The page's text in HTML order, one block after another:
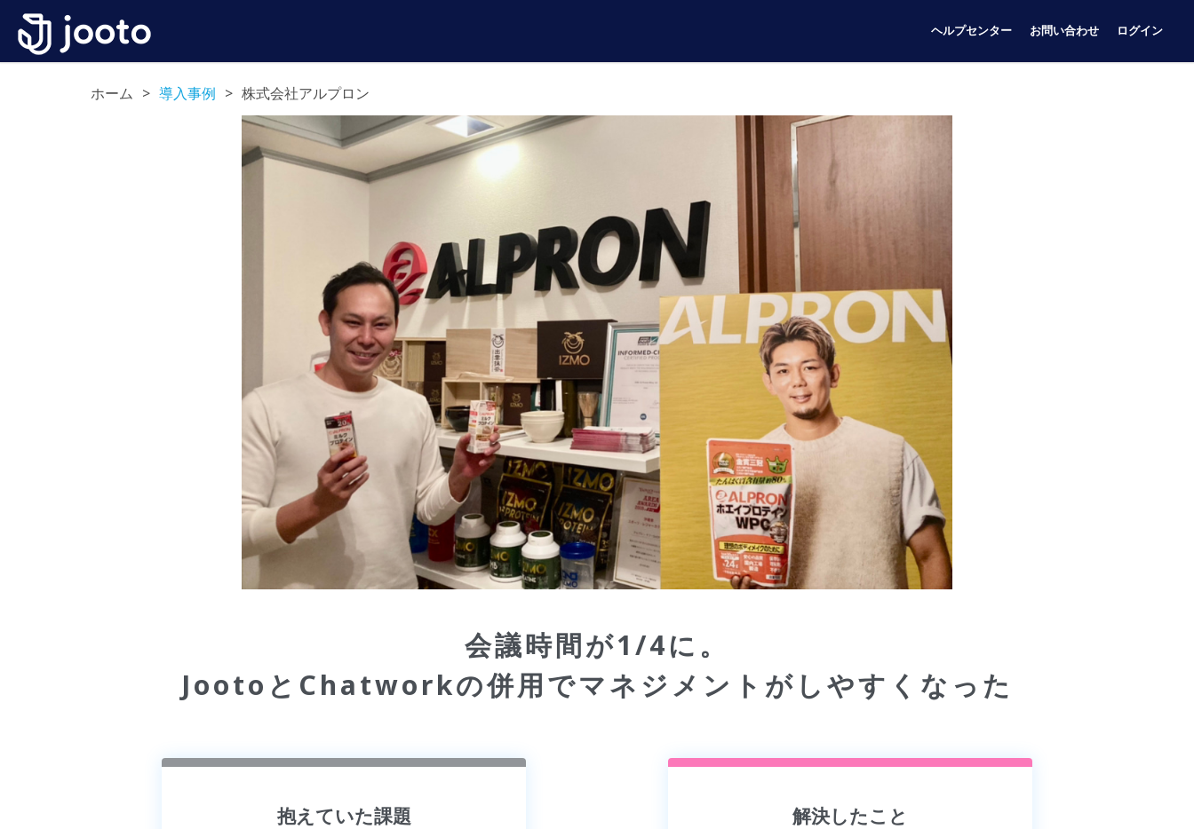
ヘルプセンター お問い合わせ ログイン
ホーム > 導入事例 > 株式会社アルプロン
会議時間が1/4に。
JootoとChatworkの併用でマネジメントがしやすくなった
抱えていた課題 解決したこと